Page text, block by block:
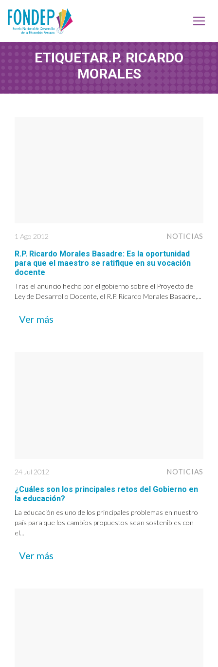
ETIQUETAR.P. RICARDO
MORALES
1 Ago 2012 NOTICIAS
R.P. Ricardo Morales Basadre: Es la oportunidad
para que el maestro se ratifique en su vocación
docente
Tras el anuncio hecho por el gobierno sobre el Proyecto de
Ley de Desarrollo Docente, el R.P. Ricardo Morales Basadre,...
Ver más
24 Jul 2012 NOTICIAS
¿Cuáles son los principales retos del Gobierno en
la educación?
La educación es uno de los principales problemas en nuestro
país para que los cambios propuestos sean sostenibles con
el...
Ver más